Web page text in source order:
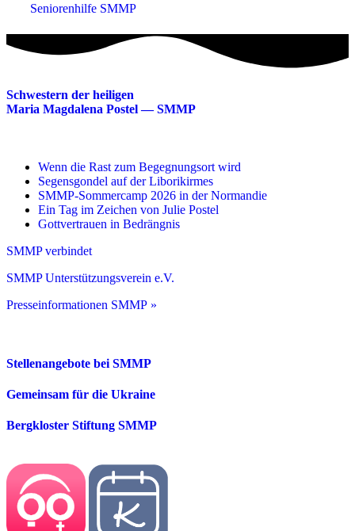
Seniorenhilfe SMMP
Schwestern der heiligen
Maria Magdalena Postel — SMMP
Wenn die Rast zum Begegnungsort wird
Segensgondel auf der Liborikirmes
SMMP-Sommercamp 2026 in der Normandie
Ein Tag im Zeichen von Julie Postel
Gottvertrauen in Bedrängnis
SMMP verbindet
SMMP Unterstützungsverein e.V.
Presseinformationen SMMP »
Stellenangebote bei SMMP
Gemeinsam für die Ukraine
Bergkloster Stiftung SMMP